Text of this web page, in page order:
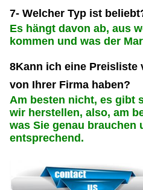
7- Welcher Typ ist
Es hängt davon ab, aus
kommen und was der
8Kann ich eine Preisliste
von Ihrer Firma haben?
Am besten nicht, es gibt
wir herstellen, also, am
was Sie genau brauchen
entsprechend.